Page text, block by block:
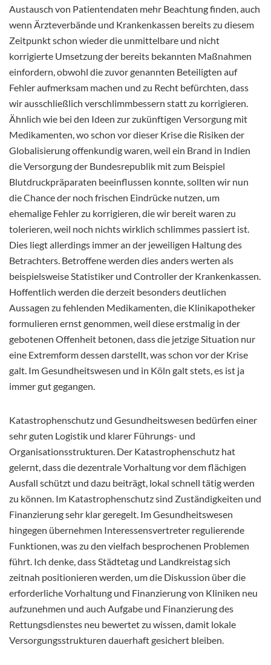
Austausch von Patientendaten mehr Beachtung finden, auch
wenn Ärzteverbände und Krankenkassen bereits zu diesem
Zeitpunkt schon wieder die unmittelbare und nicht
korrigierte Umsetzung der bereits bekannten Maßnahmen
einfordern, obwohl die zuvor genannten Beteiligten auf
Fehler aufmerksam machen und zu Recht befürchten, dass
wir ausschließlich verschlimmbessern statt zu korrigieren.
Ähnlich wie bei den Ideen zur zukünftigen Versorgung mit
Medikamenten, wo schon vor dieser Krise die Risiken der
Globalisierung offenkundig waren, weil ein Brand in Indien
die Versorgung der Bundesrepublik mit zum Beispiel
Blutdruckpräparaten beeinflussen konnte, sollten wir nun
die Chance der noch frischen Eindrücke nutzen, um
ehemalige Fehler zu korrigieren, die wir bereit waren zu
tolerieren, weil noch nichts wirklich schlimmes passiert ist.
Dies liegt allerdings immer an der jeweiligen Haltung des
Betrachters. Betroffene werden dies anders werten als
beispielsweise Statistiker und Controller der Krankenkassen.
Hoffentlich werden die derzeit besonders deutlichen
Aussagen zu fehlenden Medikamenten, die Klinikapotheker
formulieren ernst genommen, weil diese erstmalig in der
gebotenen Offenheit betonen, dass die jetzige Situation nur
eine Extremform dessen darstellt, was schon vor der Krise
galt. Im Gesundheitswesen und in Köln galt stets, es ist ja
immer gut gegangen.
Katastrophenschutz und Gesundheitswesen bedürfen einer
sehr guten Logistik und klarer Führungs- und
Organisationsstrukturen. Der Katastrophenschutz hat
gelernt, dass die dezentrale Vorhaltung vor dem flächigen
Ausfall schützt und dazu beiträgt, lokal schnell tätig werden
zu können. Im Katastrophenschutz sind Zuständigkeiten und
Finanzierung sehr klar geregelt. Im Gesundheitswesen
hingegen übernehmen Interessensvertreter regulierende
Funktionen, was zu den vielfach besprochenen Problemen
führt. Ich denke, dass Städtetag und Landkreistag sich
zeitnah positionieren werden, um die Diskussion über die
erforderliche Vorhaltung und Finanzierung von Kliniken neu
aufzunehmen und auch Aufgabe und Finanzierung des
Rettungsdienstes neu bewertet zu wissen, damit lokale
Versorgungsstrukturen dauerhaft gesichert bleiben.